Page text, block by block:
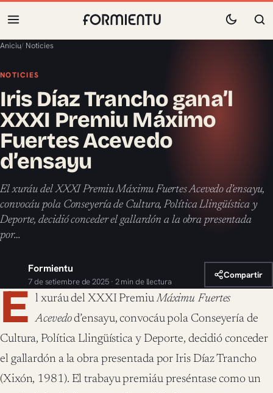
Aniciu/ Noticies
NOTICIES
Iris Díaz Trancho gana’l
XXXI Premiu Máximo
Fuertes Acevedo
d’ensayu
El xuráu del XXXI Premiu Máximu Fuertes Acevedo d’ensayu,
convocáu pola Conseyería de Cultura, Política Llingüística y
Deporte, decidió conceder el gallardón a la obra presentada
por…
Formientu
7 de setiembre de 2025 · 2 min de llectura
Compartir
E l xuráu del XXXI PremiuMáximu Fuertes
Acevedod’ensayu, convocáu pola Conseyería de
Cultura, Política Llingüística y Deporte, decidió conceder
el gallardón a la obra presentada por Iris Díaz Trancho
(Xixón, 1981). El trabayu premiáu preséntase como un